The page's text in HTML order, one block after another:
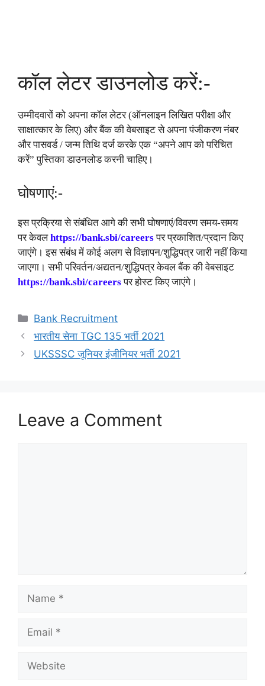
कॉल लेटर डाउनलोड करें:-
उम्मीदवारों को अपना कॉल लेटर (ऑनलाइन लिखित परीक्षा और
साक्षात्कार के लिए) और बैंक की वेबसाइट से अपना पंजीकरण नंबर
और पासवर्ड / जन्म तिथि दर्ज करके एक “अपने आप को परिचित
करें” पुस्तिका डाउनलोड करनी चाहिए।
घोषणाएं:-
इस प्रक्रिया से संबंधित आगे की सभी घोषणाएं/विवरण समय-समय
पर केवलhttps://bank.sbi/careersपर प्रकाशित/प्रदान किए
जाएंगे। इस संबंध में कोई अलग से विज्ञापन/शुद्धिपत्र जारी नहीं किया
जाएगा। सभी परिवर्तन/अद्यतन/शुद्धिपत्र केवल बैंक की वेबसाइट
https://bank.sbi/careersपर होस्ट किए जाएंगे।
Categories
Bank Recruitment
भारतीय सेना TGC 135 भर्ती 2021
UKSSSC जूनियर इंजीनियर भर्ती 2021
Leave a Comment